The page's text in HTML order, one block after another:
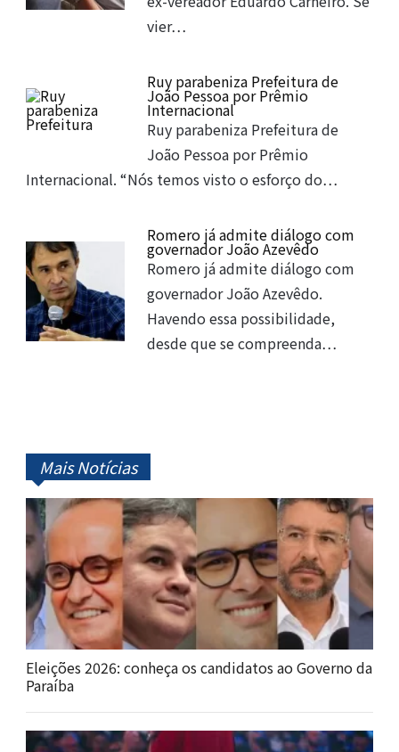
vier…
Ruy parabeniza Prefeitura de
João Pessoa por Prêmio
Internacional
Ruy parabeniza Prefeitura de
João Pessoa por Prêmio
Internacional. “Nós temos visto o esforço do…
Romero já admite diálogo com
governador João Azevêdo
Romero já admite diálogo com
governador João Azevêdo.
Havendo essa possibilidade,
desde que se compreenda…
Mais Notícias
Eleições 2026: conheça os candidatos ao Governo da
Paraíba